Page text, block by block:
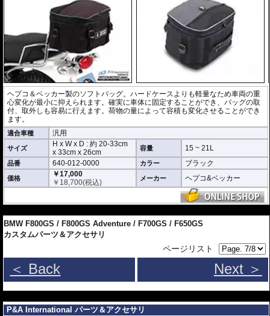
ヘプコ＆ベッカー製のソフトバッグ。ハードケースよりも軽量なため車両の重
心変化が最小に抑えられます。確実に車体に固定することができ、バッグの取
付、取外しも容易に行えます。荷物の量によって容積も変化させることができ
ます。
適合車種 汎用
サイズ H x W x D : 約20-33cm
x33cm x26cm 容量 15 ~ 21L
品番 640-012-0000 カラー ブラック
価格
￥17,000
￥ 18,700(税込) メーカー ヘプコ&ベッカー
BMW F800GS / F800GS Adventure / F700GS / F650GS
カスタムパーツ＆アクセサリ
ページリスト
＜ Back Next ＞
P&A International パーツ＆アクセサリ